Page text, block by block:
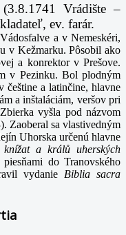
Vrádište –
ev. farár.
a v Nemeskéri,
v Kežmarku. Pôsobil ako
a konrektor v Prešove.
v Pezinku. Bol plodným
češtine a latinčine, hlavne
a inštaláciám, veršov pri
vyšla pod názvom
Zaoberal sa vlastivedným
Uhorska určenú hlavne
a králů uherských
do Tranovského
vydanie Biblia sacra